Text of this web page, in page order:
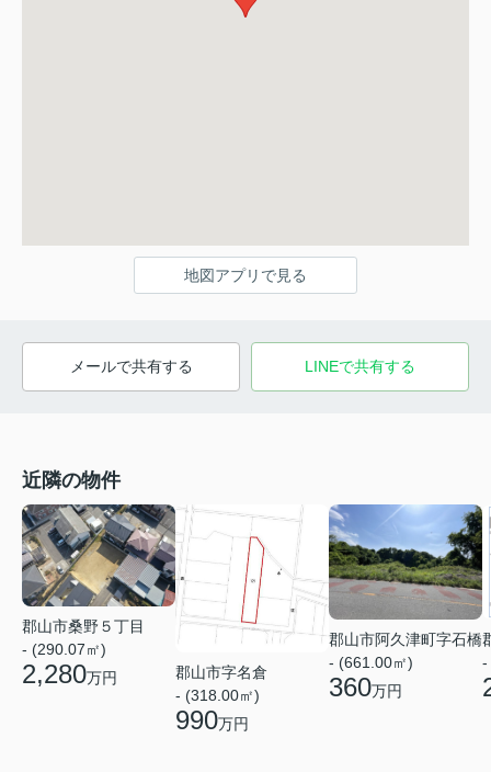
地図アプリで見る
メールで共有する LINEで共有する
近隣の物件
郡山市桑野５丁目
- (290.07㎡)
2,280万円
郡山市字名倉
- (318.00㎡)
990万円
郡山市阿久津町字石橋
- (661.00㎡)
360万円
-